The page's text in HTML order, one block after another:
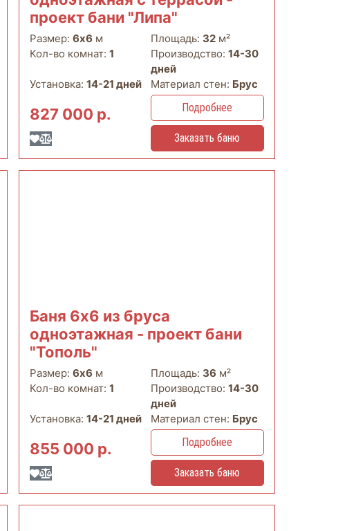
проект бани "Липа"
Размер:6х6 м Площадь: 32м²
Кол-во комнат:1 Производство: 14-30
дней
Установка:14-21 дней Материал стен: Брус
827 000 р. Подробнее
Заказать баню
Баня 6х6 из бруса
одноэтажная - проект бани
"Тополь"
Размер:6х6 м Площадь: 36 м²
Кол-во комнат:1 Производство: 14-30
дней
Установка:14-21 дней Материал стен: Брус
855 000 р. Подробнее
Заказать баню